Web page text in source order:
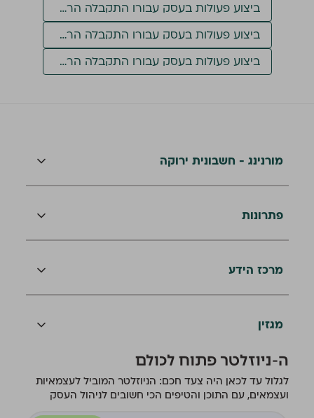
ביצוע פעולות בעסק עבורו התקבלה הרשאת מייצג
ביצוע פעולות בעסק עבורו התקבלה הרשאת תפעול
ביצוע פעולות בעסק עבורו התקבלה הרשאת שותפים
מורנינג - חשבונית ירוקה
פתרונות
מרכז הידע
מגזין
ה-ניוזלטר פתוח לכולם
לגלול עד לכאן היה צעד חכם: הניוזלטר המוביל לעצמאיות
ועצמאים, עם התוכן והטיפים הכי חשובים לניהול העסק